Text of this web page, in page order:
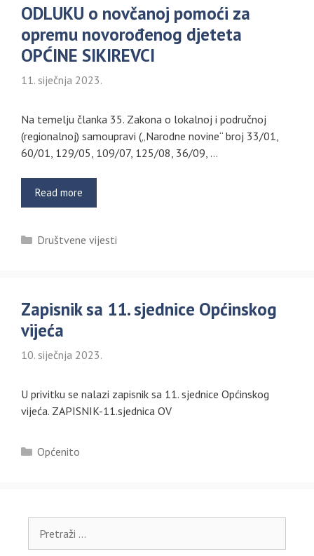
ODLUKU o novčanoj pomoći za
opremu novorođenog djeteta
OPĆINE SIKIREVCI
11. siječnja 2023.
Na temelju članka 35. Zakona o lokalnoj i područnoj
(regionalnoj) samoupravi („Narodne novine“ broj 33/01,
60/01, 129/05, 109/07, 125/08, 36/09, …
Read more
Kategorije
Društvene vijesti
Zapisnik sa 11. sjednice Općinskog
vijeća
10. siječnja 2023.
U privitku se nalazi zapisnik sa 11. sjednice Općinskog
vijeća. ZAPISNIK-11.sjednica OV
Kategorije
Općenito